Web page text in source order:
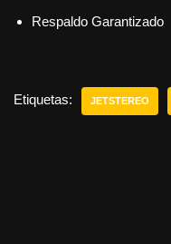
Respaldo Garantizado
Etiquetas: JETSTEREO